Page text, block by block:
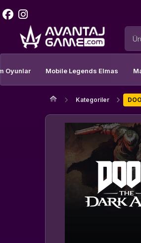
Oyunlar Mobile Legends Elmas
Kategoriler